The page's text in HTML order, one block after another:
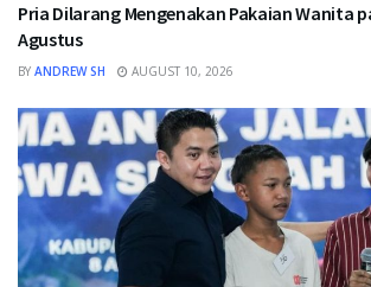
Pria Dilarang Mengenakan Pakaian Wanita
Agustus
BY ANDREW SH AUGUST 10, 2026